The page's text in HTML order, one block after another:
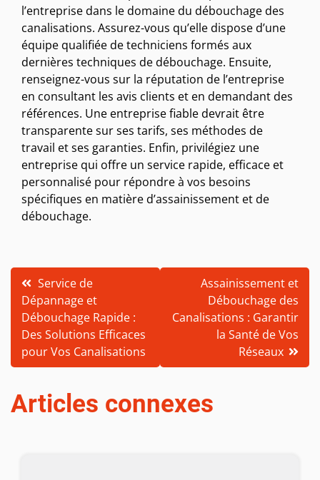
l’entreprise dans le domaine du débouchage des
canalisations. Assurez-vous qu’elle dispose d’une
équipe qualifiée de techniciens formés aux
dernières techniques de débouchage. Ensuite,
renseignez-vous sur la réputation de l’entreprise
en consultant les avis clients et en demandant des
références. Une entreprise fiable devrait être
transparente sur ses tarifs, ses méthodes de
travail et ses garanties. Enfin, privilégiez une
entreprise qui offre un service rapide, efficace et
personnalisé pour répondre à vos besoins
spécifiques en matière d’assainissement et de
débouchage.
Navigation
de
l’article
Service de
Dépannage et
Débouchage Rapide :
Des Solutions Efficaces
pour Vos Canalisations
Assainissement et
Débouchage des
Canalisations : Garantir
la Santé de Vos
Réseaux
Articles connexes